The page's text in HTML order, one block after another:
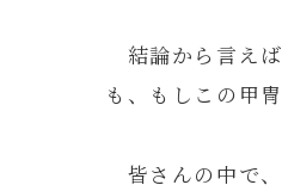
結論から言え
も、もしこの甲
皆さんの中で